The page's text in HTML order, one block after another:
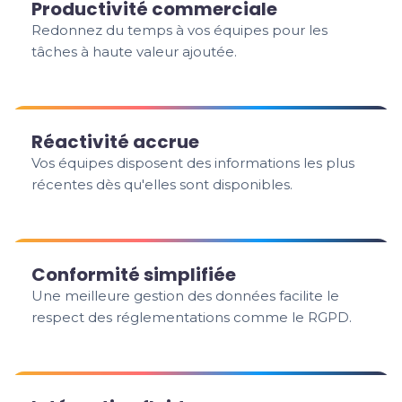
Productivité commerciale
Redonnez du temps à vos équipes pour les
tâches à haute valeur ajoutée.
Réactivité accrue
Vos équipes disposent des informations les plus
récentes dès qu'elles sont disponibles.
Conformité simplifiée
Une meilleure gestion des données facilite le
respect des réglementations comme le RGPD.